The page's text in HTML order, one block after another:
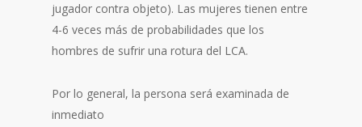
jugador contra objeto). Las mujeres tienen entre
4-6 veces más de probabilidades que los
hombres de sufrir una rotura del LCA.
Por lo general, la persona será examinada de
inmediato